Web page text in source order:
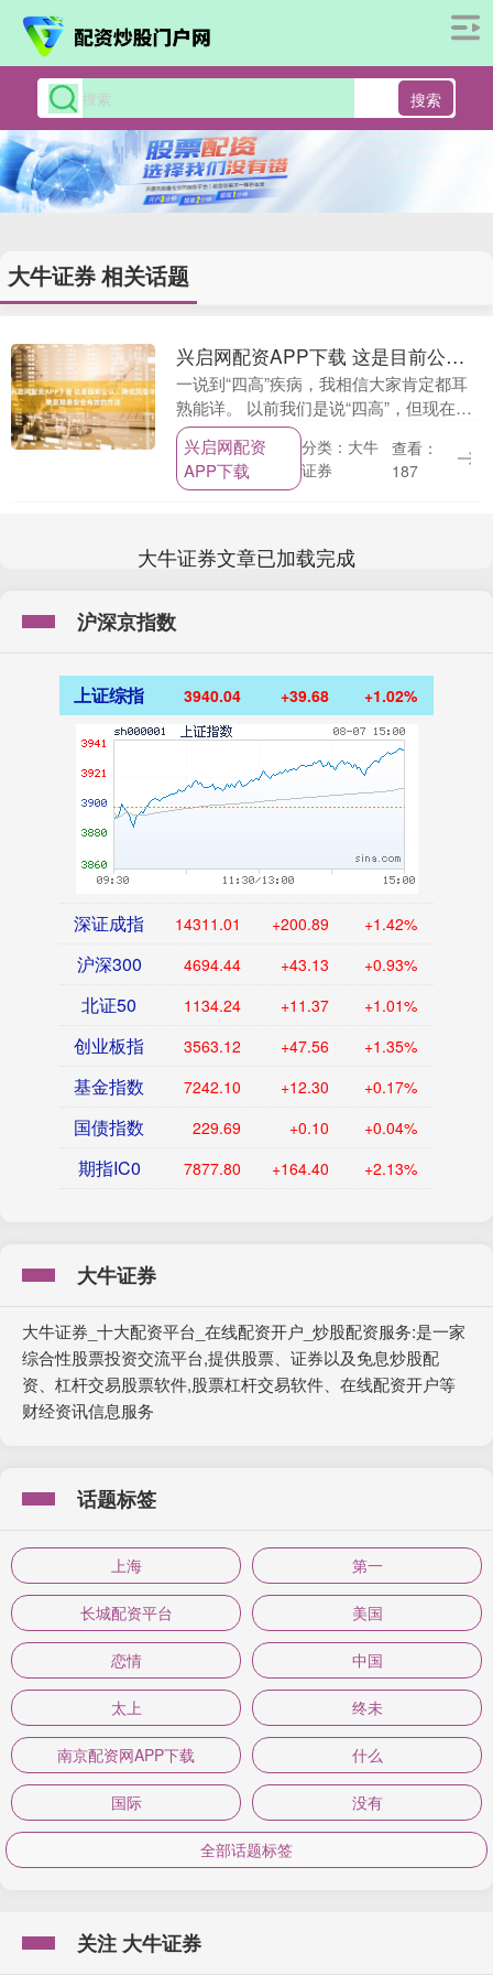
搜索
大牛证券 相关话题
兴启网配资APP下载 这是目前公认：降低同型半胱氨酸最安全有效的方法
一说到“四高”疾病，我相信大家肯定都耳
熟能详。 以前我们是说“四高”，但现在我
们都说“五高”，“四高”加上高同型半胱氨酸
血症就变成了“五高”。 那今天就来跟大
家....
兴启网配资
APP下载
分类：大牛
证券
查看：
187
大牛证券文章已加载完成
沪深京指数
上证综指 3940.04 +39.68 +1.02%
深证成指 14311.01 +200.89 +1.42%
沪深300 4694.44 +43.13 +0.93%
北证50 1134.24 +11.37 +1.01%
创业板指 3563.12 +47.56 +1.35%
基金指数 7242.10 +12.30 +0.17%
国债指数 229.69 +0.10 +0.04%
期指IC0 7877.80 +164.40 +2.13%
大牛证券
大牛证券_十大配资平台_在线配资开户_炒股配资服务:是一家
综合性股票投资交流平台,提供股票、证券以及免息炒股配
资、杠杆交易股票软件,股票杠杆交易软件、在线配资开户等
财经资讯信息服务
话题标签
上海 第一
长城配资平台 美国
恋情 中国
太上 终未
南京配资网APP下载 什么
国际 没有
全部话题标签
关注 大牛证券